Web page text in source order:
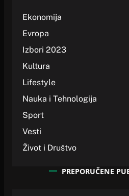
Ekonomija
Evropa
Izbori 2023
Kultura
Lifestyle
Nauka i Tehnologija
Sport
Vesti
Život i Društvo
PREPORUČENE